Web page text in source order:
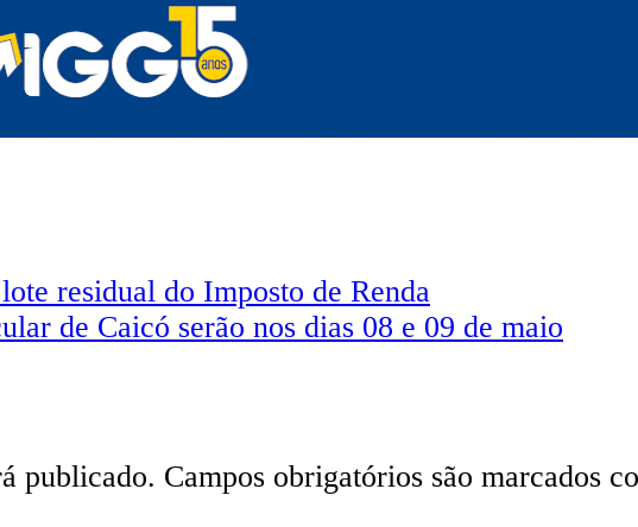
residual do Imposto de Renda
de Caicó serão nos dias 08 e 09 de maio
publicado. Campos obrigatórios são marcados